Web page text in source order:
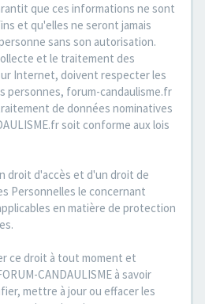
que ces informations ne sont
et qu'elles ne seront jamais
sans son autorisation.
et le traitement des
Internet, doivent respecter les
personnes, forum-candaulisme.fr
de données nominatives
soit conforme aux lois
droit d'accès et d'un droit de
Personnelles le concernant
en matière de protection
ce droit à tout moment et
CANDAULISME à savoir
mettre à jour ou effacer les